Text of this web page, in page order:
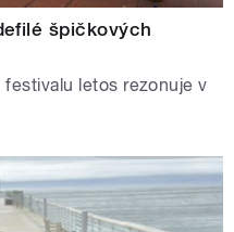
špičkových
letos rezonuje v